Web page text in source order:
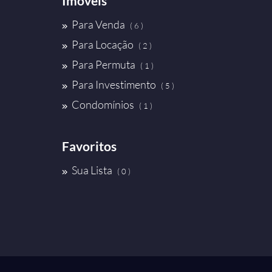
Para Venda ( 6 )
Para Locação ( 2 )
Para Permuta ( 1 )
Para Investimento ( 5 )
Condomínios ( 1 )
Favoritos
Sua Lista ( 0 )